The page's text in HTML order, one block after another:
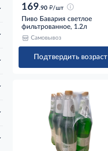
169.90 д/шт
Пиво Бавария светлое
фильтрованное, 1.2л
Самовывоз
Подтвердить возраст